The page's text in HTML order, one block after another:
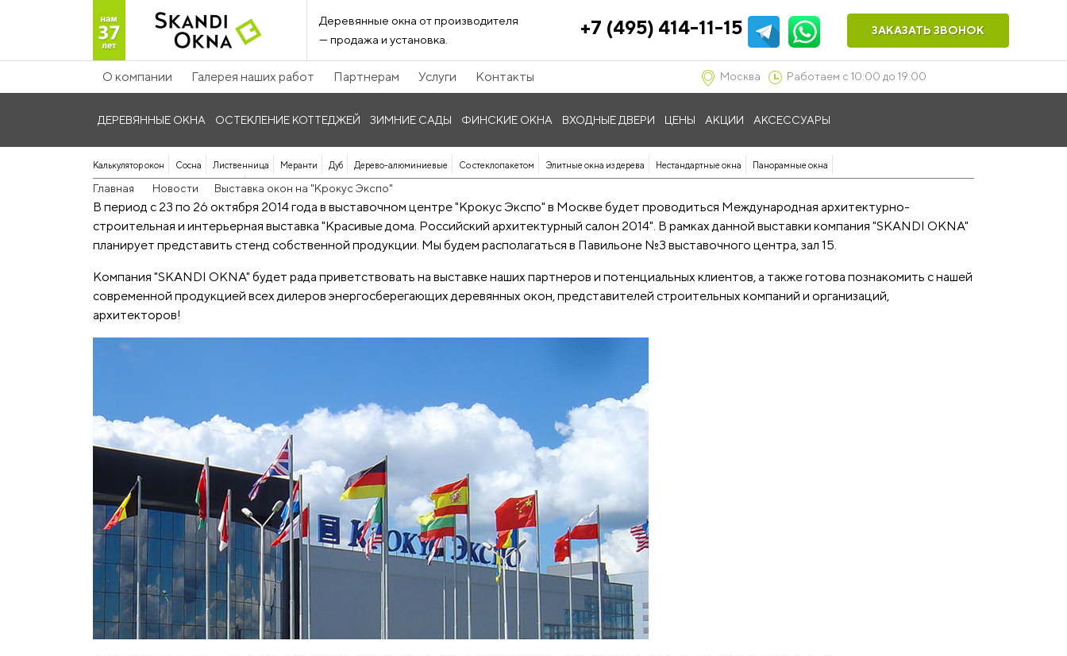
Деревянные окна от производителя
— продажа и установка.
+7 (495) 414-11-15 ЗАКАЗАТЬ ЗВОНОК
О компании Галерея наших работ Партнерам Услуги Контакты Москва Работаем с 10:00 до 19:00
ДЕРЕВЯННЫЕ ОКНА ОСТЕКЛЕНИЕ КОТТЕДЖЕЙ ЗИМНИЕ САДЫ ФИНСКИЕ ОКНА ВХОДНЫЕ ДВЕРИ ЦЕНЫ АКЦИИ АКСЕССУАРЫ
Калькулятор окон Сосна Лиственница Меранти Дуб Дерево-алюминиевые Со стеклопакетом Элитные окна из дерева Нестандартные окна
Панорамные окна
Панорамные дерево-алюминиевые
Главная Новости Выставка окон на "Крокус Экспо"
В период с 23 по 26 октября 2014 года в выставочном центре "Крокус Экспо" в Москве будет проводиться Международная архитектурно-
строительная и интерьерная выставка "Красивые дома. Российский архитектурный салон 2014". В рамках данной выставки компания "SKANDI OKNA"
планирует представить стенд собственной продукции. Мы будем располагаться в Павильоне №3 выставочного центра, зал 15.
Компания "SKANDI OKNA" будет рада приветствовать на выставке наших партнеров и потенциальных клиентов, а также готова познакомить с нашей
современной продукцией всех дилеров энергосберегающих деревянных окон, представителей строительных компаний и организаций,
архитекторов!